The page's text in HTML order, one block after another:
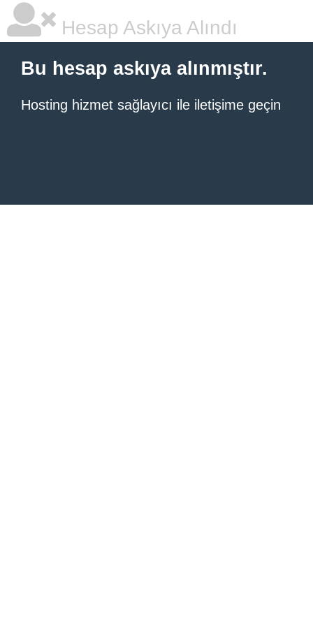
Hesap Askıya Alındı
Bu hesap askıya alınmıştır.
Hosting hizmet sağlayıcı ile iletişime geçin